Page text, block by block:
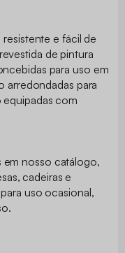
e fácil de
de pintura
para uso em
arredondadas para
com
nosso catálogo,
cadeiras e
uso ocasional,